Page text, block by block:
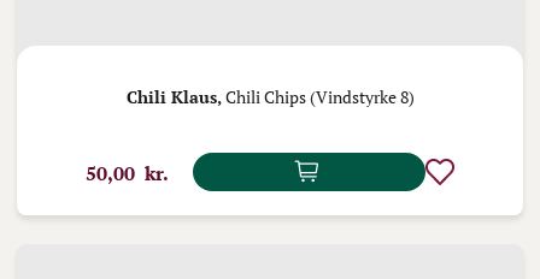
Chili Klaus,Chili Chips (Vindstyrke 8)
50,00 kr.